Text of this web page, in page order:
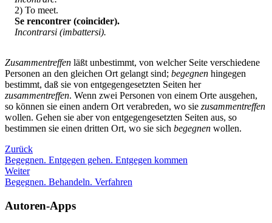
2) To meet.
Se rencontrer (coincider).
Incontrarsi (imbattersi).
Zusammentreffen läßt unbestimmt, von welcher Seite verschiedene
Personen an den gleichen Ort gelangt sind; begegnen hingegen
bestimmt, daß sie von entgegengesetzten Seiten her
zusammentreffen. Wenn zwei Personen von einem Orte ausgehen,
so können sie einen andern Ort verabreden, wo sie zusammentreffen
wollen. Gehen sie aber von entgegengesetzten Seiten aus, so
bestimmen sie einen dritten Ort, wo sie sich begegnen wollen.
Zurück
Begegnen. Entgegen gehen. Entgegen kommen
Weiter
Begegnen. Behandeln. Verfahren
Autoren-Apps